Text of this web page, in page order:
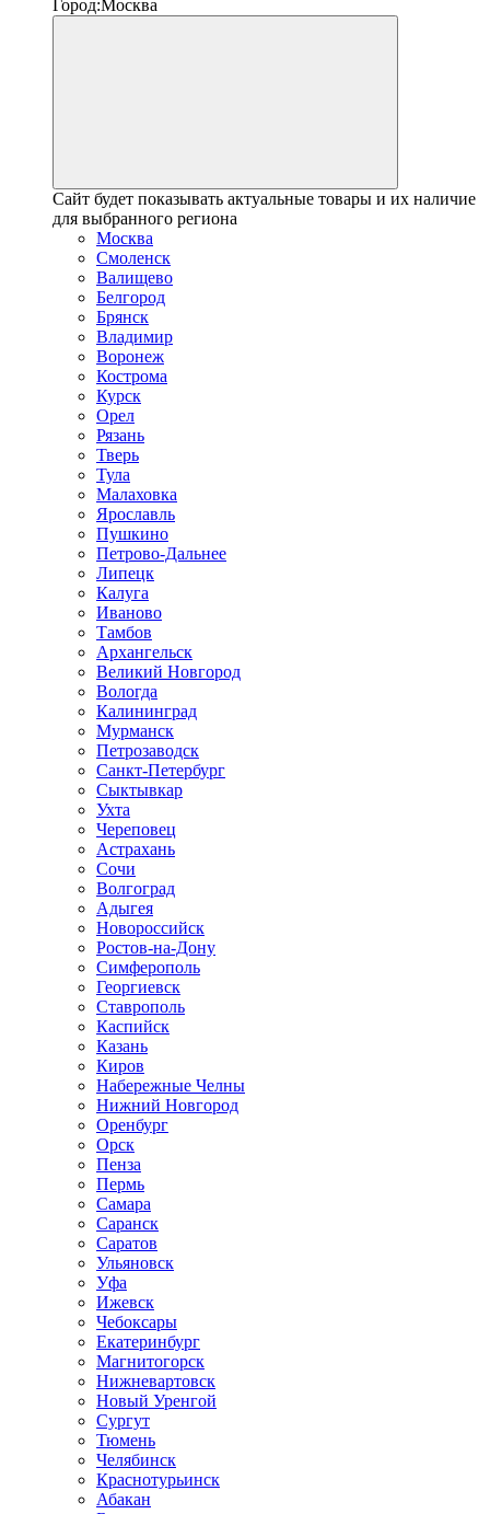
Город:Москва
Сайт будет показывать актуальные товары и их наличие
для выбранного региона
Москва
Смоленск
Валищево
Белгород
Брянск
Владимир
Воронеж
Кострома
Курск
Орел
Рязань
Тверь
Тула
Малаховка
Ярославль
Пушкино
Петрово-Дальнее
Липецк
Калуга
Иваново
Тамбов
Архангельск
Великий Новгород
Вологда
Калининград
Мурманск
Петрозаводск
Санкт-Петербург
Сыктывкар
Ухта
Череповец
Астрахань
Сочи
Волгоград
Адыгея
Новороссийск
Ростов-на-Дону
Симферополь
Георгиевск
Ставрополь
Каспийск
Казань
Киров
Набережные Челны
Нижний Новгород
Оренбург
Орск
Пенза
Пермь
Самара
Саранск
Саратов
Ульяновск
Уфа
Ижевск
Чебоксары
Екатеринбург
Магнитогорск
Нижневартовск
Новый Уренгой
Сургут
Тюмень
Челябинск
Краснотурьинск
Абакан